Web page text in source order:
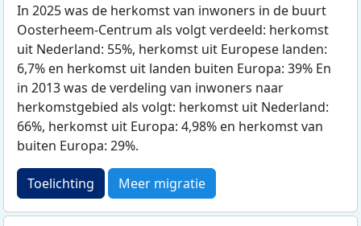
In 2025 was de herkomst van inwoners in de buurt
Oosterheem-Centrum als volgt verdeeld: herkomst
uit Nederland: 55%, herkomst uit Europese landen:
6,7% en herkomst uit landen buiten Europa: 39% En
in 2013 was de verdeling van inwoners naar
herkomstgebied als volgt: herkomst uit Nederland:
66%, herkomst uit Europa: 4,98% en herkomst van
buiten Europa: 29%.
Toelichting Meer migratie